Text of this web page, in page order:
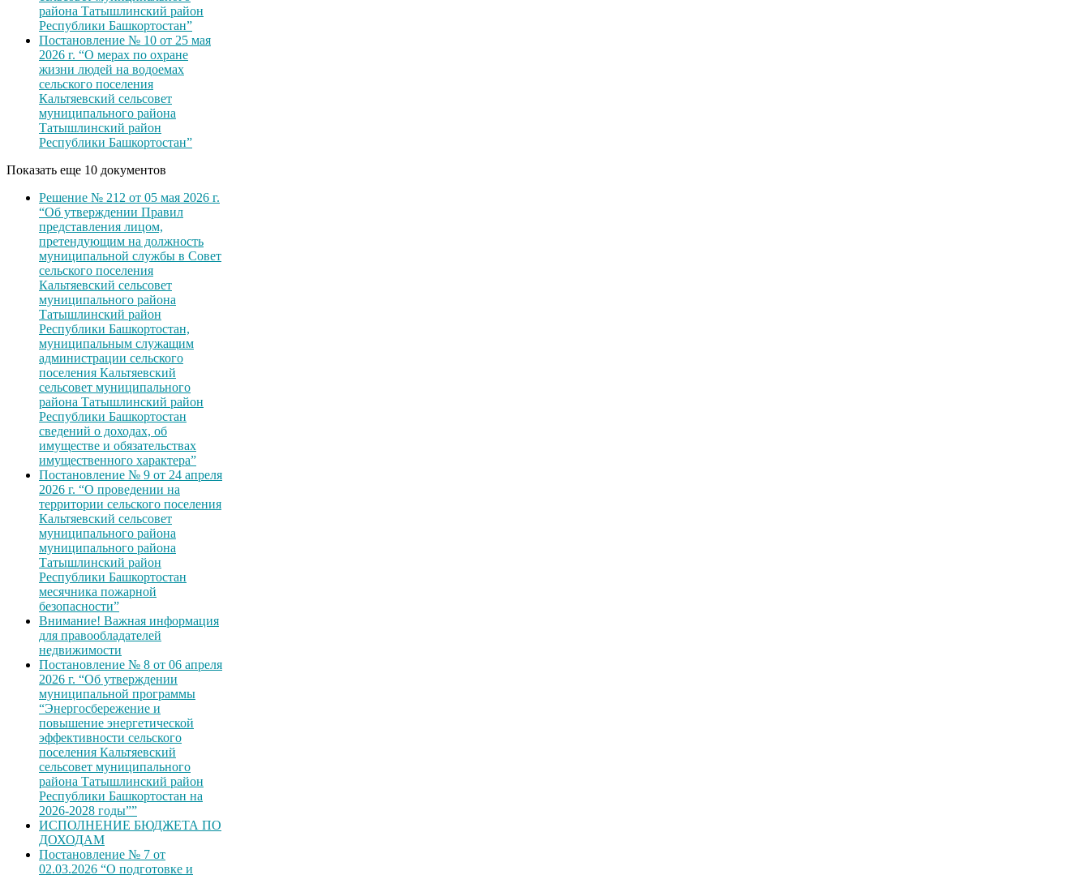
района Татышлинский район
Республики Башкортостан”
Постановление № 10 от 25 мая
2026 г. “О мерах по охране
жизни людей на водоемах
сельского поселения
Кальтяевский сельсовет
муниципального района
Татышлинский район
Республики Башкортостан”
Показать еще 10 документов
Решение № 212 от 05 мая 2026 г.
“Об утверждении Правил
представления лицом,
претендующим на должность
муниципальной службы в Совет
сельского поселения
Кальтяевский сельсовет
муниципального района
Татышлинский район
Республики Башкортостан,
муниципальным служащим
администрации сельского
поселения Кальтяевский
сельсовет муниципального
района Татышлинский район
Республики Башкортостан
сведений о доходах, об
имуществе и обязательствах
имущественного характера”
Постановление № 9 от 24 апреля
2026 г. “О проведении на
территории сельского поселения
Кальтяевский сельсовет
муниципального района
муниципального района
Татышлинский район
Республики Башкортостан
месячника пожарной
безопасности”
Внимание! Важная информация
для правообладателей
недвижимости
Постановление № 8 от 06 апреля
2026 г. “Об утверждении
муниципальной программы
“Энергосбережение и
повышение энергетической
эффективности сельского
поселения Кальтяевский
сельсовет муниципального
района Татышлинский район
Республики Башкортостан на
2026-2028 годы””
ИСПОЛНЕНИЕ БЮДЖЕТА ПО
ДОХОДАМ
Постановление № 7 от
02.03.2026 “О подготовке и